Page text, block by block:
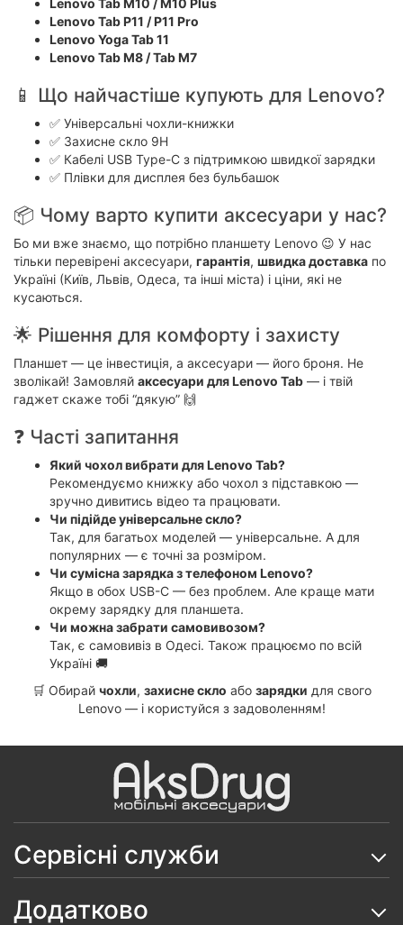
Lenovo Tab M10 / M10 Plus
Lenovo Tab P11 / P11 Pro
Lenovo Yoga Tab 11
Lenovo Tab M8 / Tab M7
📱 Що найчастіше купують для Lenovo?
✅ Універсальні чохли-книжки
✅ Захисне скло 9H
✅ Кабелі USB Type-C з підтримкою швидкої зарядки
✅ Плівки для дисплея без бульбашок
📦 Чому варто купити аксесуари у нас?
Бо ми вже знаємо, що потрібно планшету Lenovo 😉 У нас
тільки перевірені аксесуари, гарантія, швидка доставка по
Україні (Київ, Львів, Одеса, та інші міста) і ціни, які не
кусаються.
🌟 Рішення для комфорту і захисту
Планшет — це інвестиція, а аксесуари — його броня. Не
зволікай! Замовляй аксесуари для Lenovo Tab — і твій
гаджет скаже тобі “дякую” 🙌
❓ Часті запитання
Який чохол вибрати для Lenovo Tab?
Рекомендуємо книжку або чохол з підставкою —
зручно дивитись відео та працювати.
Чи підійде універсальне скло?
Так, для багатьох моделей — універсальне. А для
популярних — є точні за розміром.
Чи сумісна зарядка з телефоном Lenovo?
Якщо в обох USB-C — без проблем. Але краще мати
окрему зарядку для планшета.
Чи можна забрати самовивозом?
Так, є самовивіз в Одесі. Також працюємо по всій
Україні 🚚
🛒 Обирай чохли, захисне скло або зарядки для свого
Lenovo — і користуйся з задоволенням!
Сервісні служби
Додатково